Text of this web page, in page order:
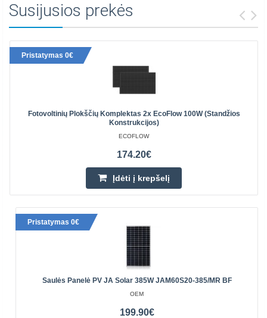
Susijusios prekės
Pristatymas 0€
Fotovoltinių Plokščių Komplektas 2x EcoFlow 100W (standžios
Konstrukcijos)
ECOFLOW
174.20€
Įdėti į krepšelį
Pristatymas 0€
Saulės Panelė PV JA Solar 385W JAM60S20-385/MR BF
OEM
199.90€